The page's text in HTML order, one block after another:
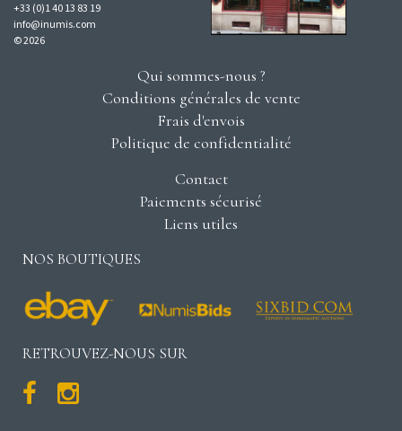
+33 (0)1 40 13 83 19
info@inumis.com
© 2026
Qui sommes-nous ?
Conditions générales de vente
Frais d'envois
Politique de confidentialité
Contact
Paiements sécurisé
Liens utiles
NOS BOUTIQUES
RETROUVEZ-NOUS SUR